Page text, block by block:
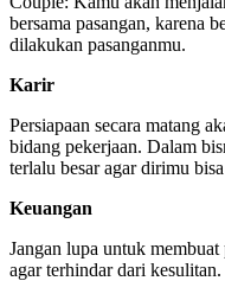
bersama pasangan, karena
dilakukan pasanganmu.
Karir
Persiapaan secara matang
bidang pekerjaan. Dalam
terlalu besar agar dirimu
Keuangan
Jangan lupa untuk
agar terhindar dari kesulitan.